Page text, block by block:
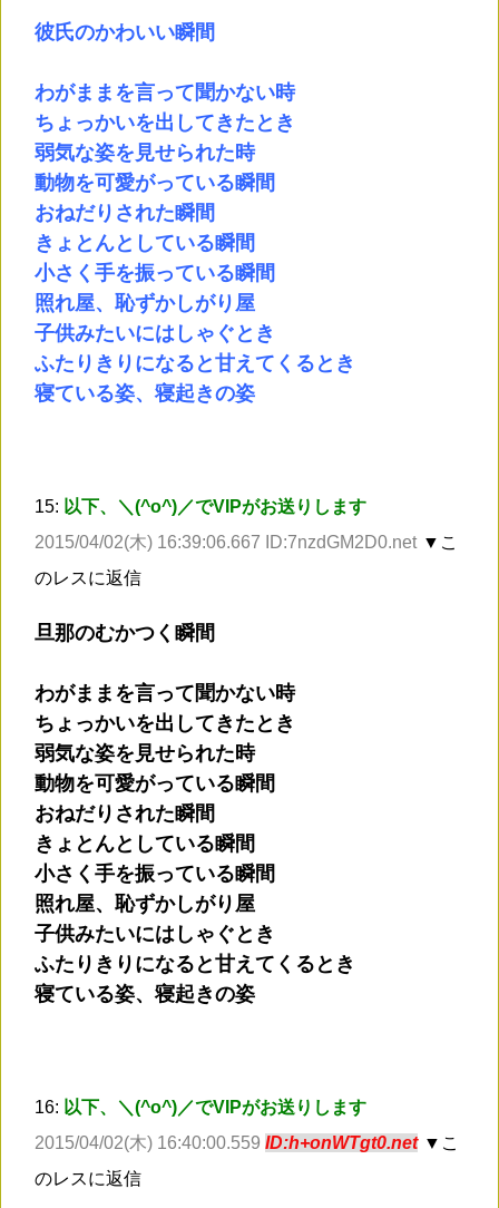
彼氏のかわいい瞬間
わがままを言って聞かない時
ちょっかいを出してきたとき
弱気な姿を見せられた時
動物を可愛がっている瞬間
おねだりされた瞬間
きょとんとしている瞬間
小さく手を振っている瞬間
照れ屋、恥ずかしがり屋
子供みたいにはしゃぐとき
ふたりきりになると甘えてくるとき
寝ている姿、寝起きの姿
15: 以下、＼(^o^)／でVIPがお送りします
2015/04/02(木) 16:39:06.667 ID:7nzdGM2D0.net ▼こ
のレスに返信
旦那のむかつく瞬間
わがままを言って聞かない時
ちょっかいを出してきたとき
弱気な姿を見せられた時
動物を可愛がっている瞬間
おねだりされた瞬間
きょとんとしている瞬間
小さく手を振っている瞬間
照れ屋、恥ずかしがり屋
子供みたいにはしゃぐとき
ふたりきりになると甘えてくるとき
寝ている姿、寝起きの姿
16: 以下、＼(^o^)／でVIPがお送りします
2015/04/02(木) 16:40:00.559 ID:h+onWTgt0.net ▼こ
のレスに返信